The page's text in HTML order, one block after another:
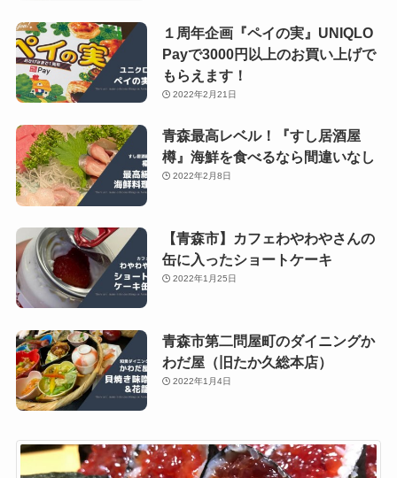
１周年企画『ペイの実』UNIQLO
Payで3000円以上のお買い上げで
もらえます！
2022年2月21日
青森最高レベル！『すし居酒屋
樽』海鮮を食べるなら間違いなし
2022年2月8日
【青森市】カフェわやわやさんの
缶に入ったショートケーキ
2022年1月25日
青森市第二問屋町のダイニングか
わだ屋（旧たか久総本店）
2022年1月4日